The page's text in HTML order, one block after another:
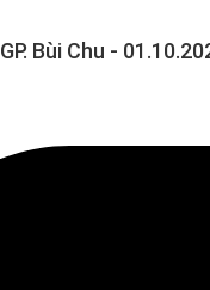
GP. Bùi Chu -